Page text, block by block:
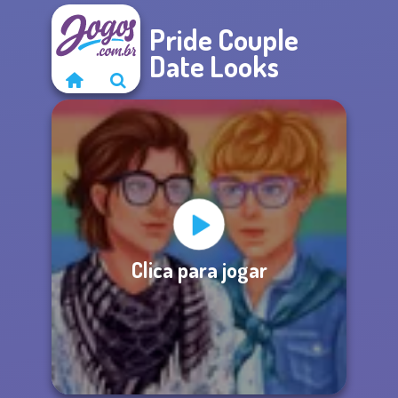
Pride Couple
Date Looks
Clica para jogar